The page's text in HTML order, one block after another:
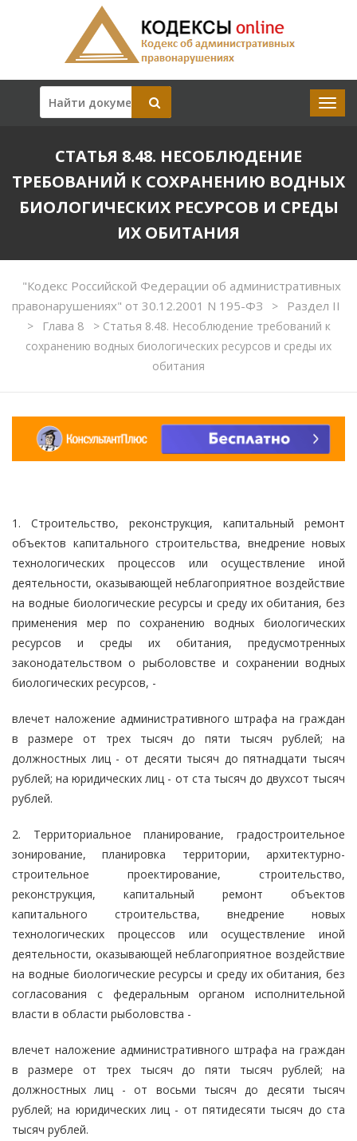
СТАТЬЯ 8.48. НЕСОБЛЮДЕНИЕ
ТРЕБОВАНИЙ К СОХРАНЕНИЮ ВОДНЫХ
БИОЛОГИЧЕСКИХ РЕСУРСОВ И СРЕДЫ
ИХ ОБИТАНИЯ
"Кодекс Российской Федерации об административных
правонарушениях" от 30.12.2001 N 195-ФЗ
> Раздел II
> Глава 8 >Статья 8.48. Несоблюдение требований к
сохранению водных биологических ресурсов и среды их
обитания
1. Строительство, реконструкция, капитальный ремонт
объектов капитального строительства, внедрение новых
технологических процессов или осуществление иной
деятельности, оказывающей неблагоприятное воздействие
на водные биологические ресурсы и среду их обитания, без
применения мер по сохранению водных биологических
ресурсов и среды их обитания, предусмотренных
законодательством о рыболовстве и сохранении водных
биологических ресурсов, -
влечет наложение административного штрафа на граждан
в размере от трех тысяч до пяти тысяч рублей; на
должностных лиц - от десяти тысяч до пятнадцати тысяч
рублей; на юридических лиц - от ста тысяч до двухсот тысяч
рублей.
2. Территориальное планирование, градостроительное
зонирование, планировка территории, архитектурно-
строительное проектирование, строительство,
реконструкция, капитальный ремонт объектов
капитального строительства, внедрение новых
технологических процессов или осуществление иной
деятельности, оказывающей неблагоприятное воздействие
на водные биологические ресурсы и среду их обитания, без
согласования с федеральным органом исполнительной
власти в области рыболовства -
влечет наложение административного штрафа на граждан
в размере от трех тысяч до пяти тысяч рублей; на
должностных лиц - от восьми тысяч до десяти тысяч
рублей; на юридических лиц - от пятидесяти тысяч до ста
тысяч рублей.